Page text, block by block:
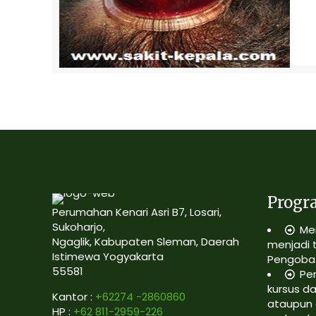
Perumahan Kenari Asri B7, Losari,
Sukoharjo,
Ngaglik, Kabupaten Sleman, Daerah
Istimewa Yogyakarta
55581
Kantor : +62274 -2860860
HP : +62 811-2959-226
menjadi
kursus
ataupun